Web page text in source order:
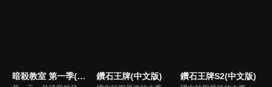
暗殺教室 第一季(中文版) 鑽石王牌(中文版) 鑽石王牌S2(中文版)